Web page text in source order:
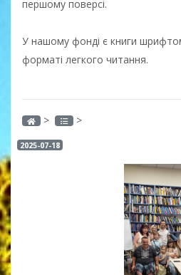
першому поверсі.
У нашому фонді є книги
форматі легкого читання.
> >
2025-07-18